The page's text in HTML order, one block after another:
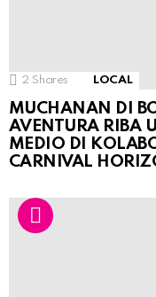
2 Shares LOCAL
MUCHANAN DI
AVENTURA RIBA
MEDIO DI
CARNIVAL